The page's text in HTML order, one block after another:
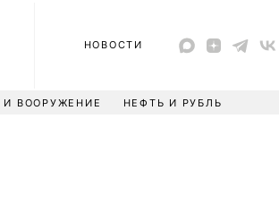
НОВОСТИ
И ВООРУЖЕНИЕ НЕФТЬ И РУБЛЬ